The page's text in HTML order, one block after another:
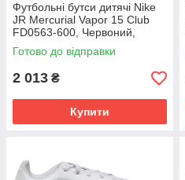
Футбольні бутси дитячі Nike
JR Mercurial Vapor 15 Club
FD0563-600, Червоний,
Розмір (EU) - 38
Готово до відправки
2 013 ₴
Купити